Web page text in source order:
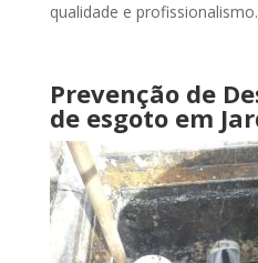
qualidade e profissionalismo.
Prevenção de
de esgoto em